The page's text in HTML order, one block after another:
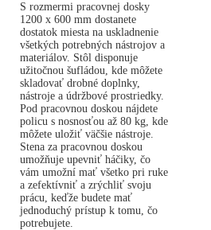
S rozmermi pracovnej dosky
1200 x 600 mm dostanete
dostatok miesta na uskladnenie
všetkých potrebných nástrojov a
materiálov. Stôl disponuje
užitočnou šufládou, kde môžete
skladovať drobné doplnky,
nástroje a údržbové prostriedky.
Pod pracovnou doskou nájdete
policu s nosnosťou až 80 kg, kde
môžete uložiť väčšie nástroje.
Stena za pracovnou doskou
umožňuje upevniť háčiky, čo
vám umožní mať všetko pri ruke
a zefektívniť a zrýchliť svoju
prácu, keďže budete mať
jednoduchý prístup k tomu, čo
potrebujete.